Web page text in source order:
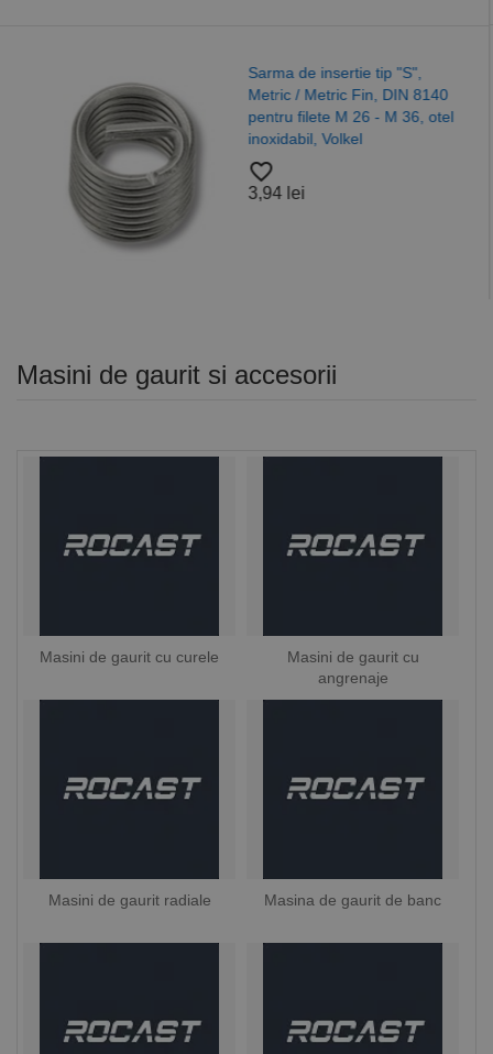
M 36, otel
Saiba plata
125 ISO 7089,
A4/A2, Alama,
Masini de gaurit si accesorii
Masini de gaurit cu curele
Masini de gaurit cu
angrenaje
Masini de gaurit radiale Masina de gaurit de banc